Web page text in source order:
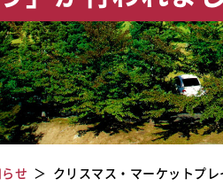
子
大
学
せ クリスマス・マーケットプ